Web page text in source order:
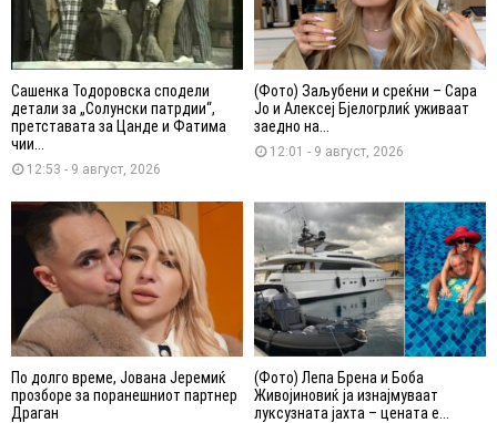
Сашенка Тодоровска сподели
детали за „Солунски патрдии“,
претставата за Цанде и Фатима
чии...
12:53 - 9 август, 2026
(Фото) Заљубени и среќни – Сара
Јо и Алексеј Бјелогрлиќ уживаат
заедно на...
12:01 - 9 август, 2026
По долго време, Јована Јеремиќ
прозборе за поранешниот партнер
Драган
(Фото) Лепа Брена и Боба
Живојиновиќ ја изнајмуваат
луксузната јахта – цената е...